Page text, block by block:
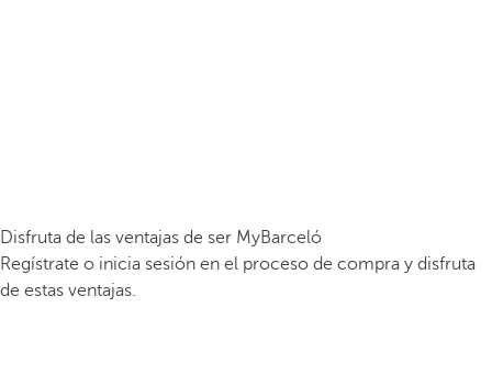
Disfruta de las ventajas de ser MyBarceló
Regístrate o inicia sesión en el proceso de compra y disfruta
de estas ventajas.